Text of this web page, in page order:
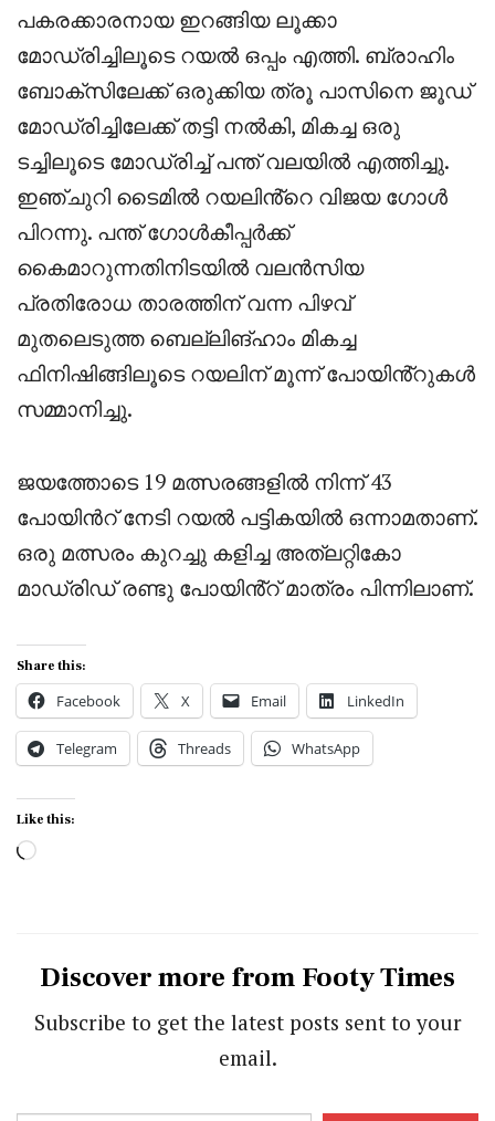
പകരക്കാരനായ ഇറങ്ങിയ ലൂക്കാ
മോഡ്രിച്ചിലൂടെ റയൽ ഒപ്പം എത്തി. ബ്രാഹിം
ബോക്സിലേക്ക് ഒരുക്കിയ ത്രൂ പാസിനെ ജൂഡ്
മോഡ്രിച്ചിലേക്ക് തട്ടി നൽകി, മികച്ച ഒരു
ടച്ചിലൂടെ മോഡ്രിച്ച് പന്ത് വലയിൽ എത്തിച്ചു.
ഇഞ്ചുറി ടൈമിൽ റയലിൻ്റെ വിജയ ഗോൾ
പിറന്നു. പന്ത് ഗോൾകീപ്പർക്ക്
കൈമാറുന്നതിനിടയിൽ വലൻസിയ
പ്രതിരോധ താരത്തിന് വന്ന പിഴവ്
മുതലെടുത്ത ബെല്ലിങ്ഹാം മികച്ച
ഫിനിഷിങ്ങിലൂടെ റയലിന് മൂന്ന് പോയിൻ്റുകൾ
സമ്മാനിച്ചു.
ജയത്തോടെ 19 മത്സരങ്ങളിൽ നിന്ന് 43
പോയിൻറ് നേടി റയൽ പട്ടികയിൽ ഒന്നാമതാണ്.
ഒരു മത്സരം കുറച്ചു കളിച്ച അത്‌ലറ്റികോ
മാഡ്രിഡ് രണ്ടു പോയിൻ്റ് മാത്രം പിന്നിലാണ്.
Share this:
Facebook X Email LinkedIn
Telegram Threads WhatsApp
Like this:
Loading…
Discover more from Footy Times
Subscribe to get the latest posts sent to your
email.